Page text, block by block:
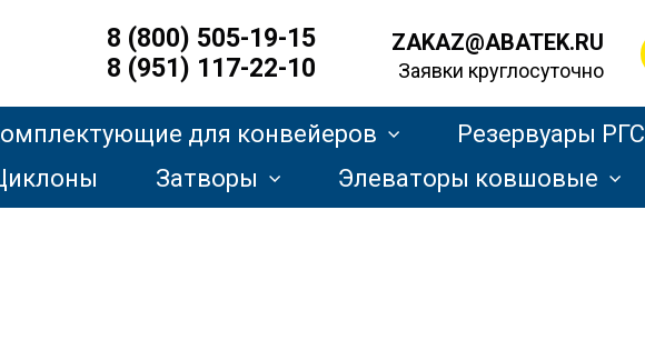
8 (800) 505-19-15
8 (951) 117-22-10
ZAKAZ@ABATEK.RU
Заявки круглосуточно
для конвейеров Резервуары РГС
Затворы Элеваторы ковшовые